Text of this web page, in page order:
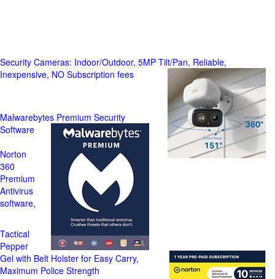
Security Cameras: Indoor/Outdoor, 5MP Tilt/Pan, Reliable,
Inexpensive, NO Subscription fees
Malwarebytes Premium Security
Software
Norton
360
Premium
Antivirus
software,
Tactical
Pepper
Gel with Belt Holster for Easy Carry,
Maximum Police Strength